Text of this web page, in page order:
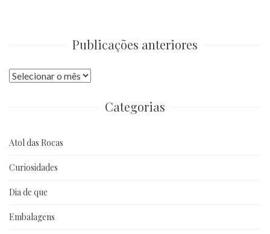
Publicações anteriores
Publicações
Categorias
Atol das Rocas
Curiosidades
Dia de que
Embalagens